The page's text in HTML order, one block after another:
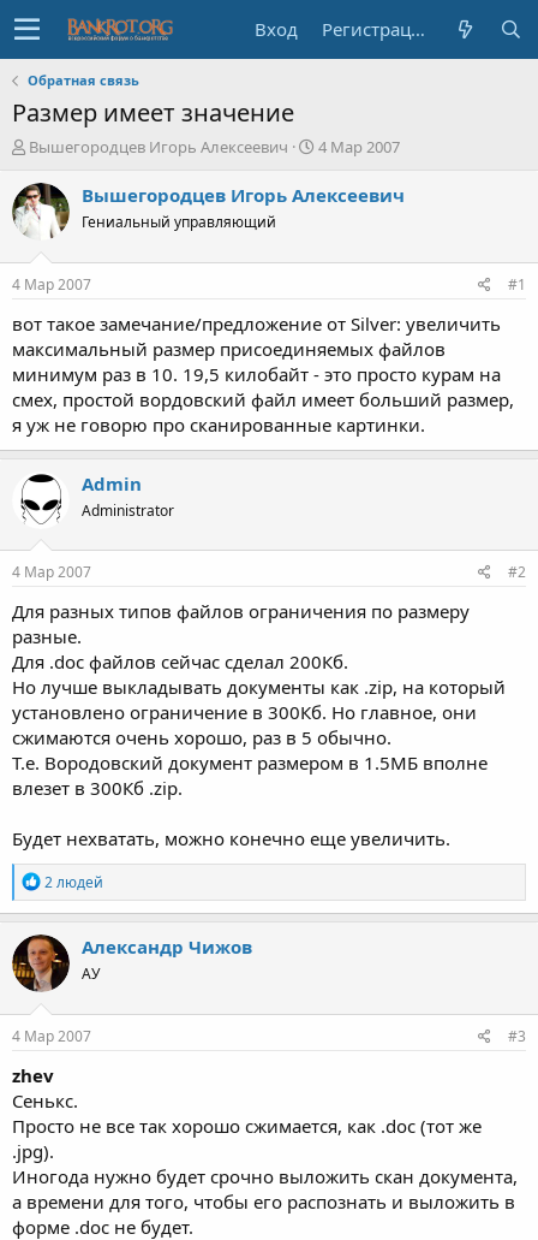
Вход Регистрация
Обратная связь
Размер имеет значение
А
т
о
р
е
м
ы
Вышегородцев Игорь Алексеевич
Д
т
л
4 Мар 2007
Вышегородцев Игорь Алексеевич
Гениальный управляющий
4 Мар 2007 #1
вот такое замечание/предложение от Silver: увеличить
максимальный размер присоединяемых файлов
минимум раз в 10. 19,5 килобайт - это просто курам на
смех, простой вордовский файл имеет больший размер,
я уж не говорю про сканированные картинки.
Admin
Administrator
4 Мар 2007 #2
Для разных типов файлов ограничения по размеру
разные.
Для .doc файлов сейчас сделал 200Кб.
Но лучше выкладывать документы как .zip, на который
установлено ограничение в 300Кб. Но главное, они
сжимаются очень хорошо, раз в 5 обычно.
Т.е. Вородовский документ размером в 1.5МБ вполне
влезет в 300Кб .zip.
Будет нехватать, можно конечно еще увеличить.
Р
е
а
к
ц
и
и
:
2 людей
Александр Чижов
АУ
4 Мар 2007 #3
zhev
Сенькс.
Просто не все так хорошо сжимается, как .doc (тот же
.jpg).
Иногода нужно будет срочно выложить скан документа,
а времени для того, чтобы его распознать и выложить в
форме .doc не будет.